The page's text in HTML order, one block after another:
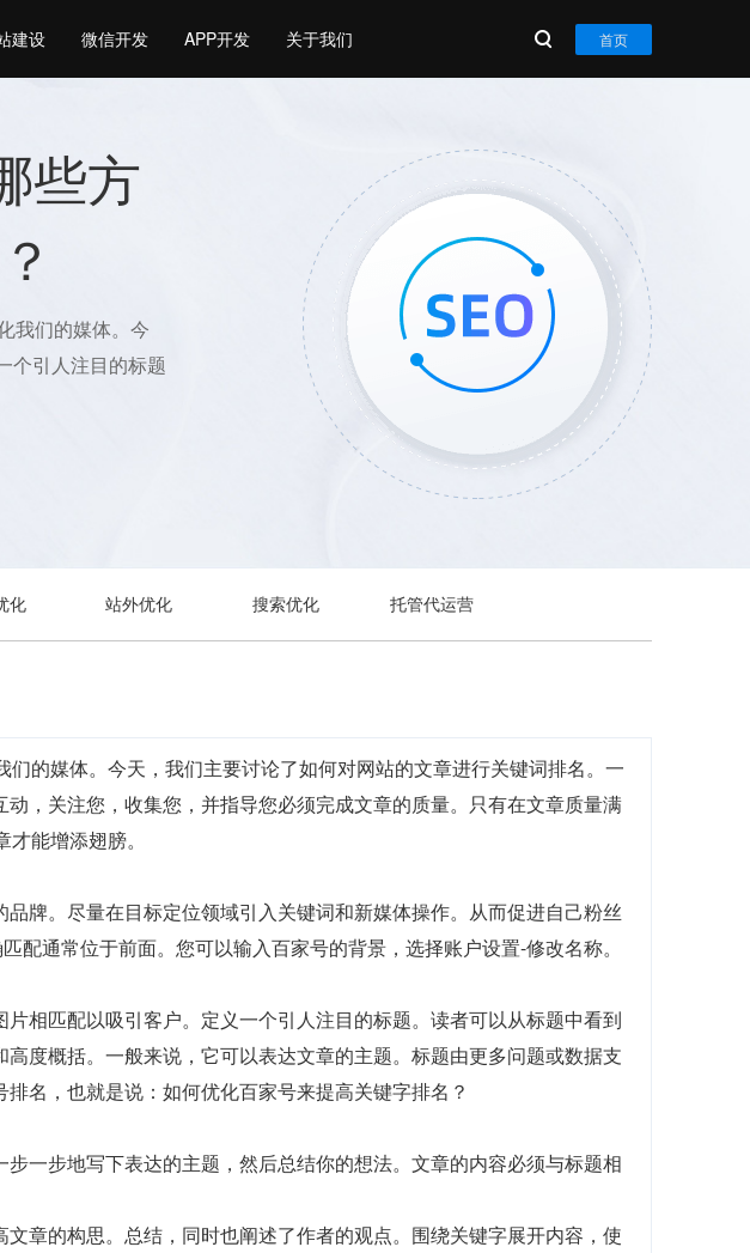
建设 微信开发 APP开发 关于我们 首页
些方
我们的媒体。今
个引人注目的标题
化 站外优化 搜索优化 托管代运营
的媒体。今天，我们主要讨论了如何对网站的文章进行关键词排名。一
，关注您，收集您，并指导您必须完成文章的质量。只有在文章质量满
能增添翅膀。
牌。尽量在目标定位领域引入关键词和新媒体操作。从而促进自己粉丝
通常位于前面。您可以输入百家号的背景，选择账户设置-修改名称。
相匹配以吸引客户。定义一个引人注目的标题。读者可以从标题中看到
度概括。一般来说，它可以表达文章的主题。标题由更多问题或数据支
名，也就是说：如何优化百家号来提高关键字排名？
一步地写下表达的主题，然后总结你的想法。文章的内容必须与标题相
章的构思。总结，同时也阐述了作者的观点。围绕关键字展开内容，使